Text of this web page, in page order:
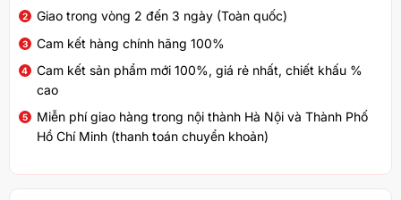
Giao trong vòng 2 đến 3 ngày (Toàn quốc)
Cam kết hàng chính hãng 100%
Cam kết sản phẩm mới 100%, giá rẻ nhất, chiết khấu %
cao
Miễn phí giao hàng trong nội thành Hà Nội và Thành Phố
Hồ Chí Minh (thanh toán chuyển khoản)